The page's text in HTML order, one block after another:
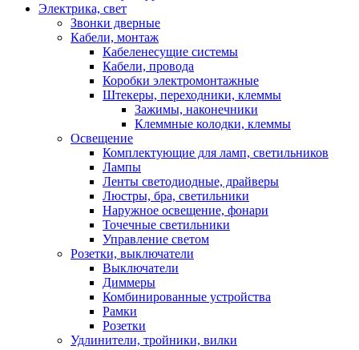
Электрика, свет
Звонки дверные
Кабели, монтаж
Кабеленесущие системы
Кабели, провода
Коробки электромонтажные
Штекеры, переходники, клеммы
Зажимы, наконечники
Клеммные колодки, клеммы
Освещение
Комплектующие для ламп, светильников
Лампы
Ленты светодиодные, драйверы
Люстры, бра, светильники
Наружное освещение, фонари
Точечные светильники
Управление светом
Розетки, выключатели
Выключатели
Диммеры
Комбинированные устройства
Рамки
Розетки
Удлинители, тройники, вилки